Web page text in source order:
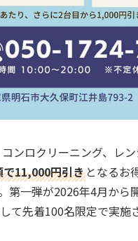
ンロクリーニング、レ
で11,000円引き となるお
第一弾が2026年4月か
て先着100名限定で実施